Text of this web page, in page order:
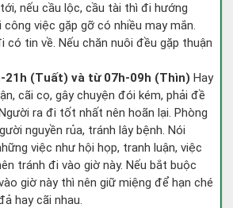
nếu cầu lộc, cầu tài thì đi hướng
công việc gặp gỡ có nhiều may mắn.
có tin về. Nếu chăn nuôi đều gặp thuận
21h (Tuất) và từ 07h-09h (Thìn) Hay
cãi cọ, gây chuyện đói kém, phải đề
ra đi tốt nhất nên hoãn lại. Phòng
nguyền rủa, tránh lây bệnh. Nói
việc như hội họp, tranh luận, việc
tránh đi vào giờ này. Nếu bắt buộc
giờ này thì nên giữ miệng để hạn ché
hay cãi nhau.